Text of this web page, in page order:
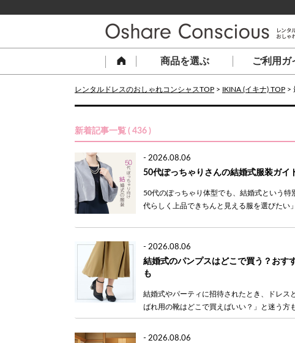
商品を選ぶ ご利用ガ
レンタルドレスのおしゃれコンシャスTOP > IKINA (イキナ) TOP >
新着記事一覧 ( 436 )
- 2026.08.06
50代ぽっちゃりさんの結婚式服装ガイ
50代のぽっちゃり体型でも、結婚式という
代らしく上品できちんと見える服を選びたい
- 2026.08.06
結婚式のパンプスはどこで買う？おす
も
結婚式やパーティに招待されたとき、ドレス
ばれ用の靴はどこで買えばいい？」と迷う方
- 2026.08.06